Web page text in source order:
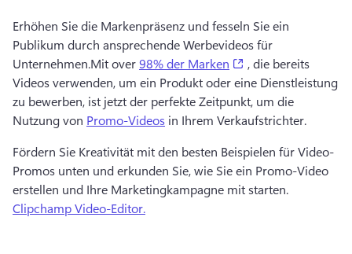
Erhöhen Sie die Markenpräsenz und fesseln Sie ein
Publikum durch ansprechende Werbevideos für
Unternehmen.Mit over 98% der Marken (opens in a new
, die bereits
Videos verwenden, um ein Produkt oder eine Dienstleistung
zu bewerben, ist jetzt der perfekte Zeitpunkt, um die
Nutzung von Promo-Videos in Ihrem Verkaufstrichter.
Fördern Sie Kreativität mit den besten Beispielen für Video-
Promos unten und erkunden Sie, wie Sie ein Promo-Video
erstellen und Ihre Marketingkampagne mit starten.
Clipchamp Video-Editor.